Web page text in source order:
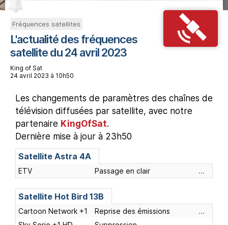
Fréquences satellites
L'actualité des fréquences
satellite du 24 avril 2023
King of Sat
24 avril 2023 à 10h50
Les changements de paramètres des chaînes de
télévision diffusées par satellite, avec notre
partenaire KingOfSat.
Dernière mise à jour à 23h50
Satellite Astra 4A
ETV Passage en clair ...
Satellite Hot Bird 13B
Cartoon Network +1 Reprise des émissions
...